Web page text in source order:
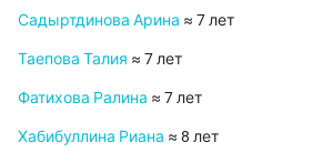
Садыртдинова Арина ≈ 7 лет
Таепова Талия ≈ 7 лет
Фатихова Ралина ≈ 7 лет
Хабибуллина Риана ≈ 8 лет